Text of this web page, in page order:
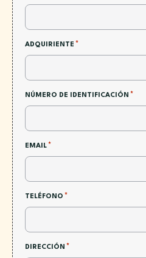
ADQUIRIENTE *
NÚMERO DE IDENTIFICACIÓN *
EMAIL *
TELÉFONO *
DIRECCIÓN *